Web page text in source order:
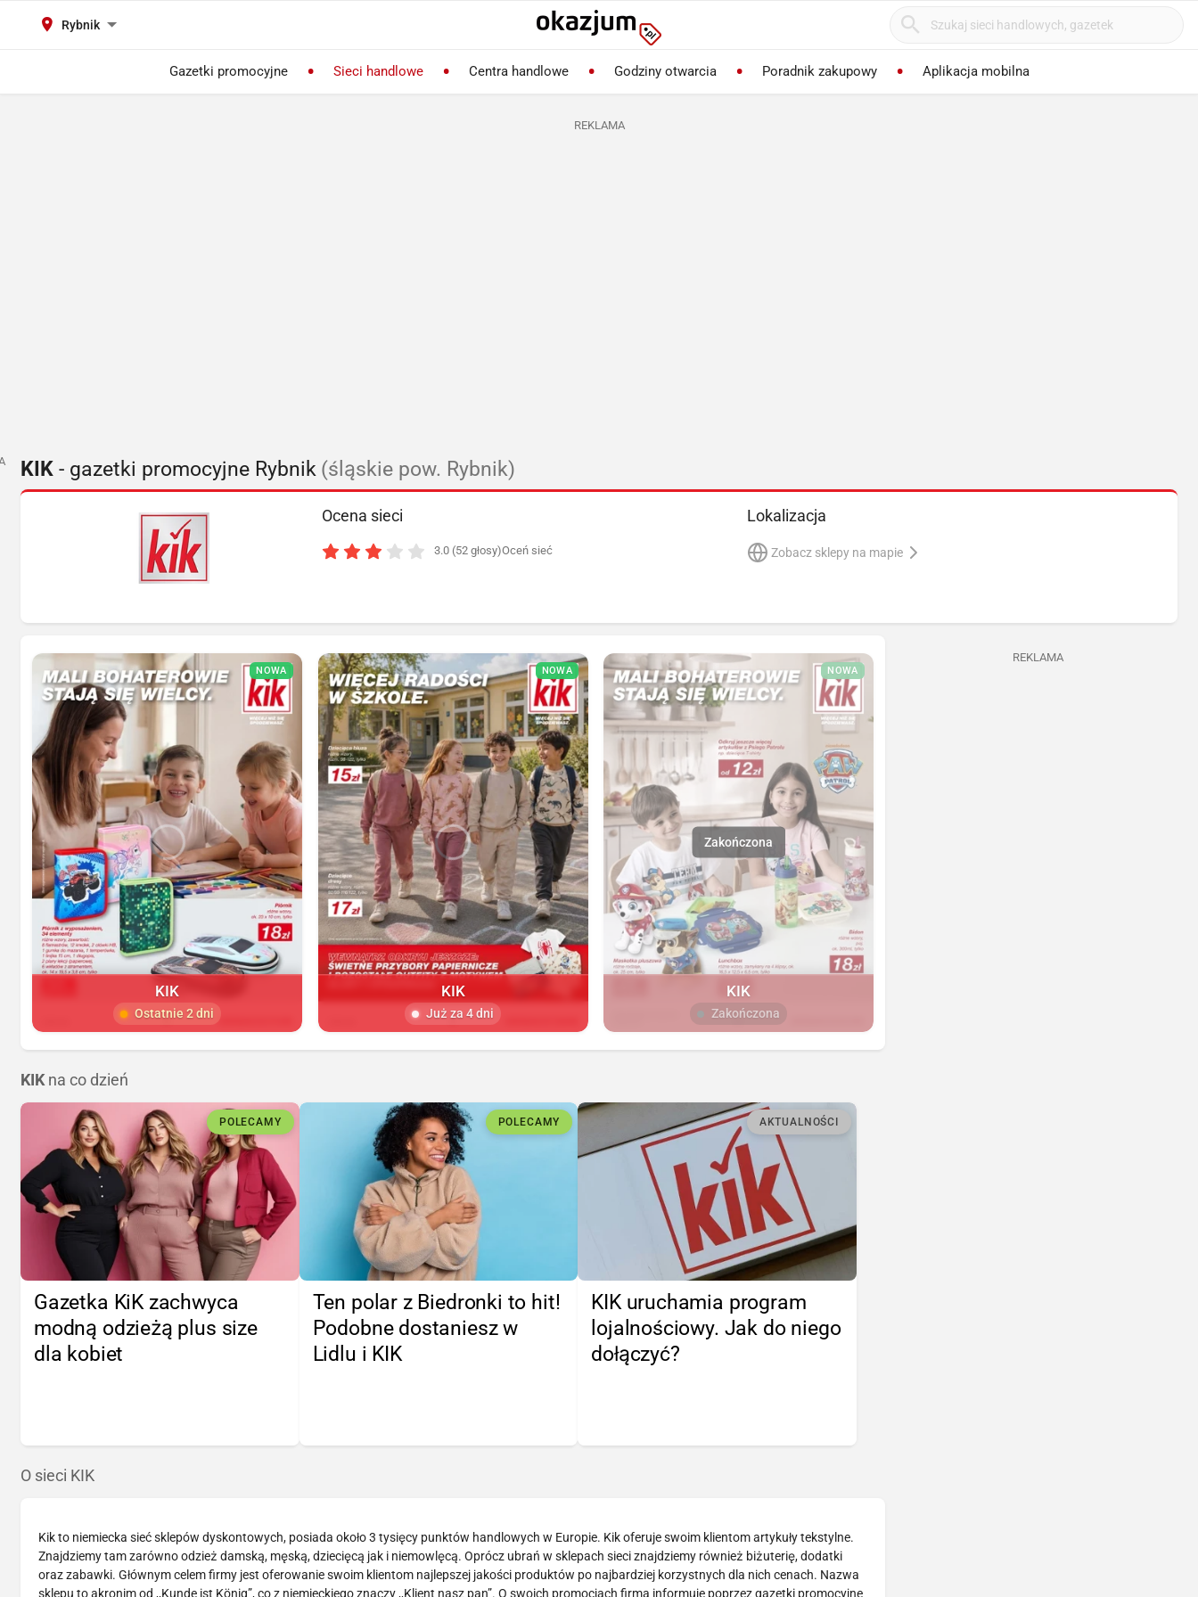
Rybnik
Gazetki promocyjne Sieci handlowe Centra handlowe Godziny otwarcia Poradnik zakupowy Aplikacja mobilna
REKLAMA
KIK - gazetki promocyjne Rybnik (śląskie pow. Rybnik)
Ocena sieci
3.0 (52 głosy)Oceń sieć
Lokalizacja
Zobacz sklepy na mapie
NOWA
KIK
Ostatnie 2 dni
NOWA
KIK
Już za 4 dni
NOWA
KIK
Zakończona
KIKna co dzień
POLECAMY
Gazetka KiK zachwyca
modną odzieżą plus size
dla kobiet
POLECAMY
Ten polar z Biedronki to hit!
Podobne dostaniesz w
Lidlu i KIK
AKTUALNOŚCI
KIK uruchamia program
lojalnościowy. Jak do niego
dołączyć?
O sieci KIK
Kik to niemiecka sieć sklepów dyskontowych, posiada około 3 tysięcy punktów handlowych w Europie. Kik oferuje swoim klientom artykuły tekstylne.
Znajdziemy tam zarówno odzież damską, męską, dziecięcą jak i niemowlęcą. Oprócz ubrań w sklepach sieci znajdziemy również biżuterię, dodatki
oraz zabawki. Głównym celem firmy jest oferowanie swoim klientom najlepszej jakości produktów po najbardziej korzystnych dla nich cenach. Nazwa
sklepu to akronim od ,,Kunde ist König”, co z niemieckiego znaczy ,,Klient nasz pan”. O swoich promocjach firma informuje poprzez gazetki promocyjne
REKLAMA